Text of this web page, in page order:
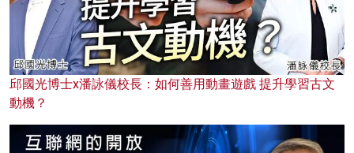
邱國光博士x潘詠儀校長：如何善用動畫遊戲 提升學習古文
動機？